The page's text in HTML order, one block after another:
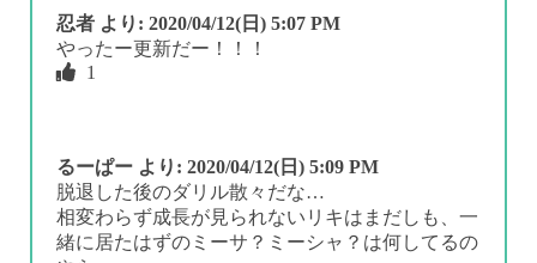
忍者 より: 2020/04/12(日) 5:07 PM
やったー更新だー！！！
1
るーぱー より: 2020/04/12(日) 5:09 PM
脱退した後のダリル散々だな…
相変わらず成長が見られないリキはまだしも、一
緒に居たはずのミーサ？ミーシャ？は何してるの